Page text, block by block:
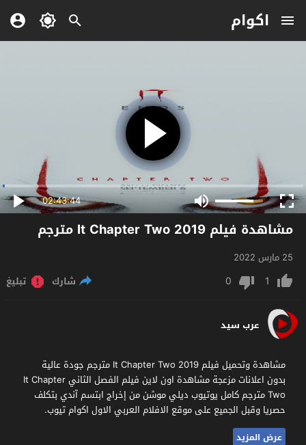
اكوام
02:43:44
مشاهدة فيلم It Chapter Two 2019 مترجم
25 مارس 2022
1
0 شارك تبليغ
عرب سيد
مشاهدة وتحميل فيلم It Chapter Two 2019 مترجم جودة عالية
بدون اعلانات مزعجة مشاهدة اون لاين فيلم الفصل الثاني It Chapter
Two مترجم كامل يوتيوب ديلي موشن من إخراج ابتسم آندي بتكلف
حصريا وقبل الجميع على موقع الافلام العربي الاول اكوام تيوب.
عرض المزيد